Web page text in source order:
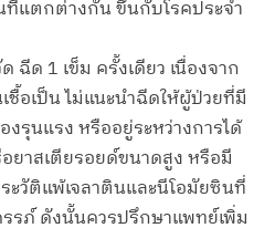
แตกต่างกัน ขึ้นกับโรคประจำ
ฉีด 1 เข็ม ครั้งเดียว เนื่องจาก
อเป็น ไม่แนะนำฉีดให้ผู้ป่วยที่มี
รุนแรง หรืออยู่ระหว่างการได้
าสเตียรอยด์ขนาดสูง หรือมี
วัติแพ้เจลาตินและนีโอมัยซินที่
รภ์ ดังนั้นควรปรึกษาแพทย์เพิ่ม